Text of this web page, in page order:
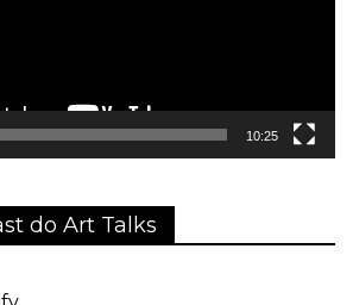
10:25
do Art Talks